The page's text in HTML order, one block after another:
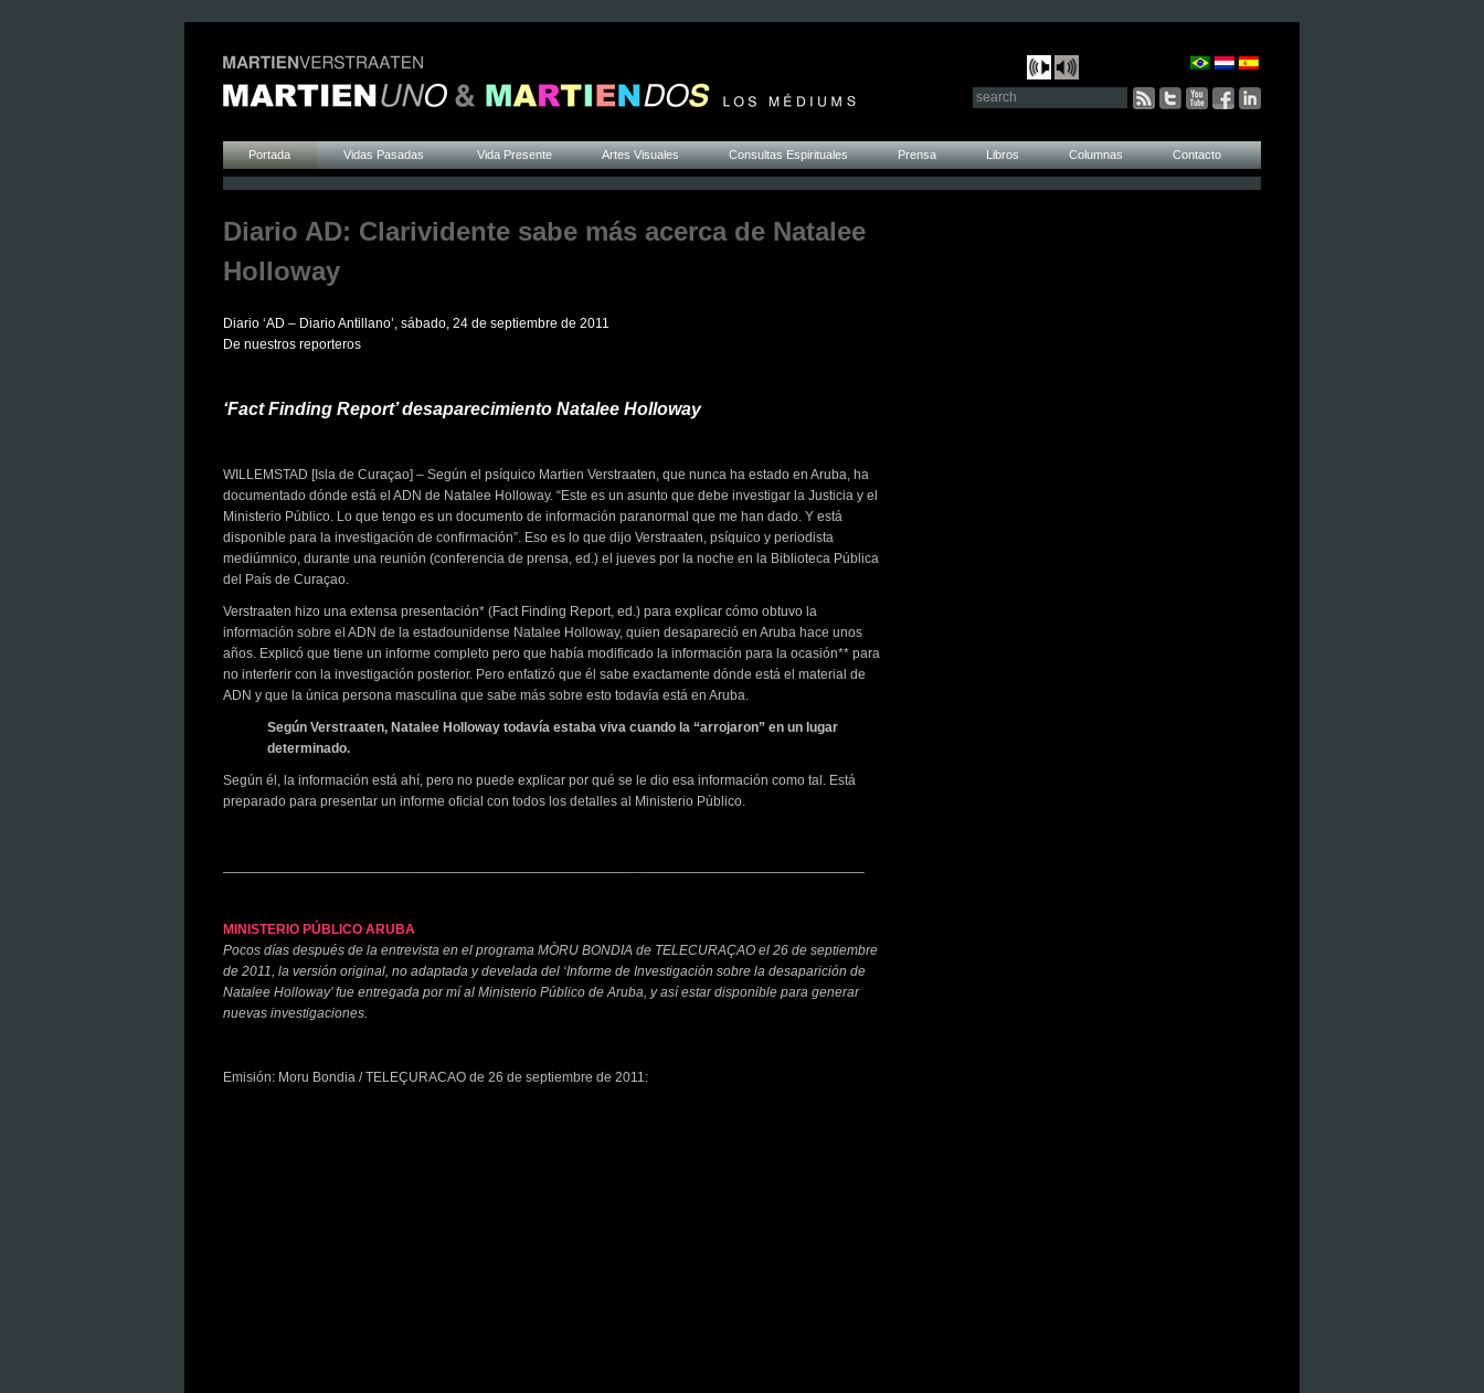
Portada Vidas Pasadas Vida Presente Artes Visuales Consultas Espirituales Prensa Libros Columnas Contacto
Diario AD: Clarividente sabe más acerca de Natalee
Holloway
Diario ‘AD – Diario Antillano’, sábado, 24 de septiembre de 2011
De nuestros reporteros
‘Fact Finding Report’ desaparecimiento Natalee Holloway
WILLEMSTAD [Isla de Curaçao] – Según el psíquico Martien Verstraaten, que nunca ha estado en Aruba, ha
documentado dónde está el ADN de Natalee Holloway. “Este es un asunto que debe investigar la Justicia y el
Ministerio Público. Lo que tengo es un documento de información paranormal que me han dado. Y está
disponible para la investigación de confirmación”. Eso es lo que dijo Verstraaten, psíquico y periodista
mediúmnico, durante una reunión (conferencia de prensa, ed.) el jueves por la noche en la Biblioteca Pública
del País de Curaçao.
Verstraaten hizo una extensa presentación* (Fact Finding Report, ed.) para explicar cómo obtuvo la
información sobre el ADN de la estadounidense Natalee Holloway, quien desapareció en Aruba hace unos
años. Explicó que tiene un informe completo pero que había modificado la información para la ocasión** para
no interferir con la investigación posterior. Pero enfatizó que él sabe exactamente dónde está el material de
ADN y que la única persona masculina que sabe más sobre esto todavía está en Aruba.
Según Verstraaten, Natalee Holloway todavía estaba viva cuando la “arrojaron” en un lugar
determinado.
Según él, la información está ahí, pero no puede explicar por qué se le dio esa información como tal. Está
preparado para presentar un informe oficial con todos los detalles al Ministerio Público.
MINISTERIO PÚBLICO ARUBA
Pocos días después de la entrevista en el programa MÒRU BONDIA de TELECURAÇAO el 26 de septiembre
de 2011, la versión original, no adaptada y develada del ‘Informe de Investigación sobre la desaparición de
Natalee Holloway’ fue entregada por mí al Ministerio Público de Aruba, y así estar disponible para generar
nuevas investigaciones.
Emisión: Moru Bondia / TELEÇURACAO de 26 de septiembre de 2011: